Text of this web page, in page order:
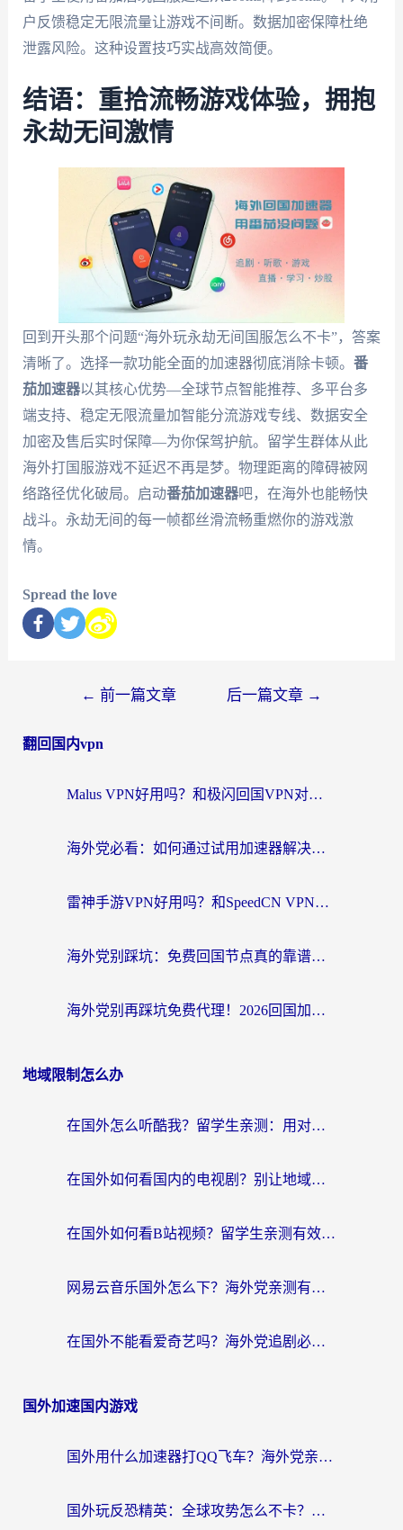
户反馈稳定无限流量让游戏不间断。数据加密保障杜绝
泄露风险。这种设置技巧实战高效简便。
结语：重拾流畅游戏体验，拥抱
永劫无间激情
回到开头那个问题“海外玩永劫无间国服怎么不卡”，答案
清晰了。选择一款功能全面的加速器彻底消除卡顿。 番
茄加速器以其核心优势—全球节点智能推荐、多平台多
端支持、稳定无限流量加智能分流游戏专线、数据安全
加密及售后实时保障—为你保驾护航。留学生群体从此
海外打国服游戏不延迟不再是梦。物理距离的障碍被网
络路径优化破局。启动番茄加速器吧，在海外也能畅快
战斗。永劫无间的每一帧都丝滑流畅重燃你的游戏激
情。
Spread the love
← 前一篇文章 后一篇文章 →
翻回国内vpn
Malus VPN好用吗？和极闪回国VPN对比哪个回国效果更好？海外党亲测3款加速器+避坑指南
海外党必看：如何通过试用加速器解决国内APP地区限制？附2026最新对比测评
雷神手游VPN好用吗？和SpeedCN VPN对比哪个回国效果更好？海外党亲测3款加速器+避坑指南
海外党别踩坑：免费回国节点真的靠谱吗？教你选对加速器无缝访问国内资源
海外党别再踩坑免费代理！2026回国加速器全攻略：从选线到避坑，无缝访问国内资源
地域限制怎么办
在国外怎么听酷我？留学生亲测：用对加速器就能畅听国内音乐听书
在国外如何看国内的电视剧？别让地域限制成为追剧路上的绊脚石
在国外如何看B站视频？留学生亲测有效的回国加速器选择指南
网易云音乐国外怎么下？海外党亲测有效的回国加速器指南
在国外不能看爱奇艺吗？海外党追剧必看的回国加速器选择指南
国外加速国内游戏
国外用什么加速器打QQ飞车？海外党亲测有效的国服游戏加速指南
国外玩反恐精英：全球攻势怎么不卡？老玩家亲测的加速器选择指南